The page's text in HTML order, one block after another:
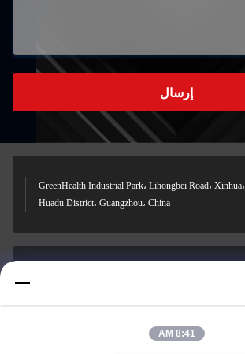
إرسال
GreenHealth Industrial Park، Lihongbei Road، Xinhua،
Huadu District، Guangzhou، China
8:41 AM